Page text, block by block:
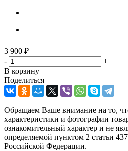
3 900 ₽
-
+
В корзину
Поделиться
Обращаем Ваше внимание на то,
характеристики и фотографии
ознакомительный характер и не
определяемой пунктом 2 статьи
Российской Федерации.